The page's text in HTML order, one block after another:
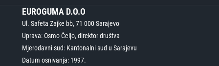
EUROGUMA D.O.O
Ul. Safeta Zajke bb, 71 000 Sarajevo
Uprava: Osmo Čeljo, direktor društva
Mjerodavni sud: Kantonalni sud u Sarajevu
Datum osnivanja: 1997.